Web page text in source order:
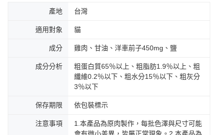
產地 台灣
適用對象 貓
成分 雞肉、甘油、洋車前子450mg、鹽
成分分析
粗蛋白質65％以上、粗脂肪1.9％以上、粗
纖維0.2％以下、粗水分15％以下、粗灰分
3％以下
保存期限 依包裝標示
注意事項
1.本產品為原肉製作，每批色澤與尺寸可能